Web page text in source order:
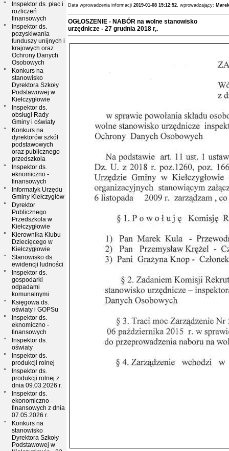
°
Inspektor ds. płac i
rozliczeń
finansowych
°
Inspektor ds.
pozyskiwania
funduszy unijnych i
krajowych oraz
Ochrony Danych
Osobowych
°
Konkurs na
stanowisko
Dyrektora Szkoły
Podstawowej w
Kiełczygłowie
°
Inspektor ds.
obsługi Rady
Gminy i oświaty
°
Konkurs na
dyrektorów szkół
podstawowych
oraz publicznego
przedszkola
°
Inspektor ds.
eknomiczno -
finansowych
°
Informatyk Urzędu
Gminy Kiełczygłów
°
Dyrektor
Publicznego
Przedszkola w
Kiełczygłowie
°
Kierownika Klubu
Dziecięcego w
Kiełczygłowie
°
Stanowisko ds.
ewidencji ludności
°
Inspektor ds.
gospodarki
odpadami
komunalnymi
°
Księgowa ds.
oświaty i GOPSu
°
Inspektor ds.
eknomiczno -
finansowych
°
Inspektor ds.
oświaty
°
Inspektor ds.
produkcji rolnej
°
Inspektor ds.
produkcji rolnej z
dnia 09.03.2026 r.
°
Inspektor ds.
ekonomiczno -
finansowych z dnia
07.05.2026 r.
°
Konkurs na
stanowisko
Dyrektora Szkoły
Podstawowej w
Data wprowadzenia informacji 2019-01-08 15:12:52, wprowadzający:
OGŁOSZENIE - NABÓR na wolne stanowisko
urzędnicze - 27 grudnia 2018 r,.